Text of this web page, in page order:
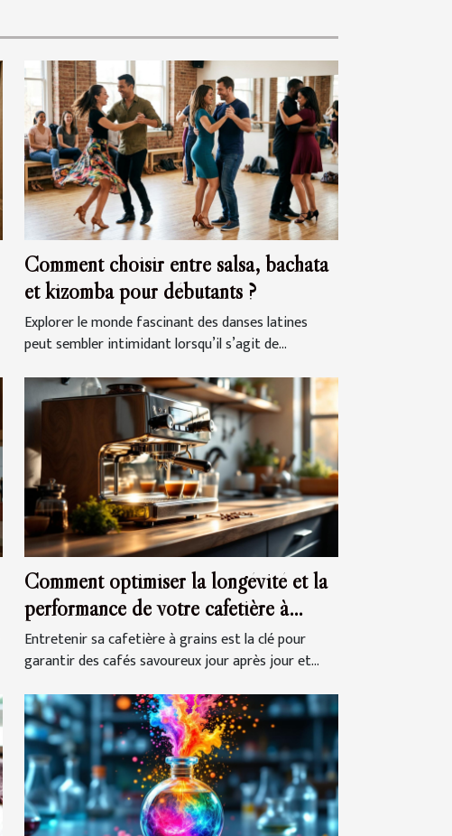
Comment choisir entre salsa, bachata
et kizomba pour débutants ?
Explorer le monde fascinant des danses latines
peut sembler intimidant lorsqu’il s’agit de...
Comment optimiser la longévité et la
performance de votre cafetière à
grains ?
Entretenir sa cafetière à grains est la clé pour
garantir des cafés savoureux jour après jour et...